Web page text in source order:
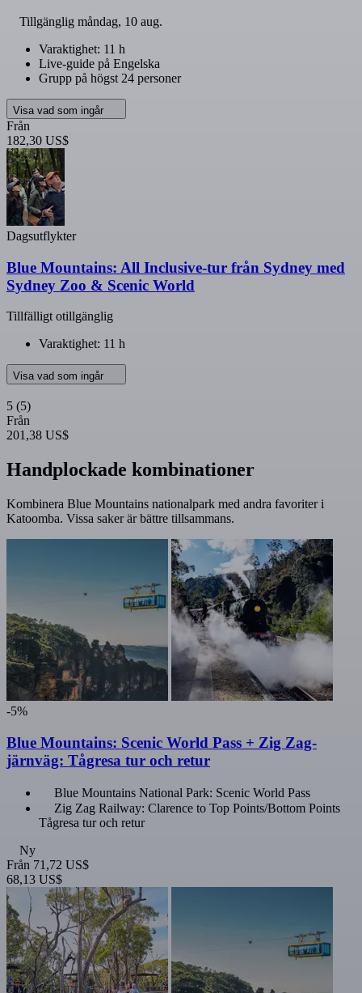
Tillgänglig måndag, 10 aug.
Varaktighet: 11 h
Live-guide på Engelska
Grupp på högst 24 personer
Visa vad som ingår
Från
182,30 US$
Dagsutflykter
Blue Mountains: All Inclusive-tur från Sydney med
Sydney Zoo & Scenic World
Tillfälligt otillgänglig
Varaktighet: 11 h
Visa vad som ingår
5 (5)
Från
201,38 US$
Handplockade kombinationer
Kombinera Blue Mountains nationalpark med andra favoriter i
Katoomba. Vissa saker är bättre tillsammans.
-5%
Blue Mountains: Scenic World Pass + Zig Zag-
järnväg: Tågresa tur och retur
Blue Mountains National Park: Scenic World Pass
Zig Zag Railway: Clarence to Top Points/Bottom Points
Tågresa tur och retur
Ny
Från 71,72 US$
68,13 US$